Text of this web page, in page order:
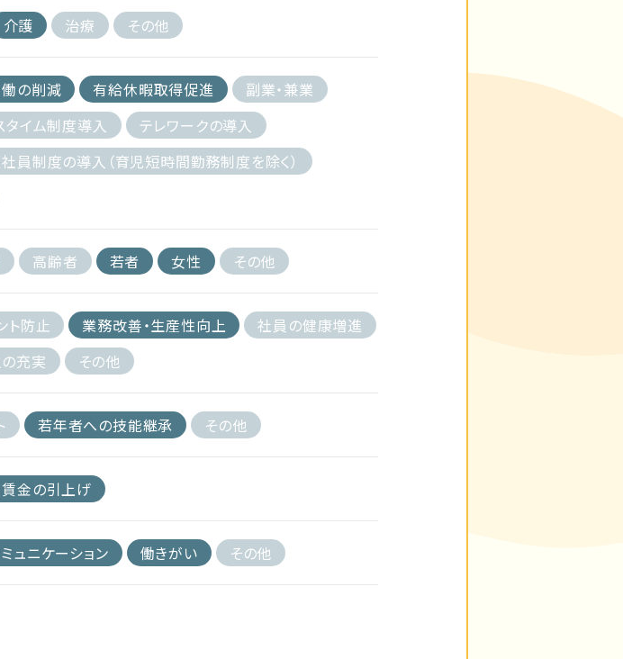
介護 治療 その他
の削減 有給休暇取得促進
副業・兼業
タイム制度導入
テレワークの導入
員制度の導入（育児短時間勤務制度を除く）
高齢者 若者 女性 その他
ト防止 業務改善・生産性向上
社員の健康増進
充実
その他
若年者への技能継承 その他
金の引上げ
ュニケーション 働きがい その他